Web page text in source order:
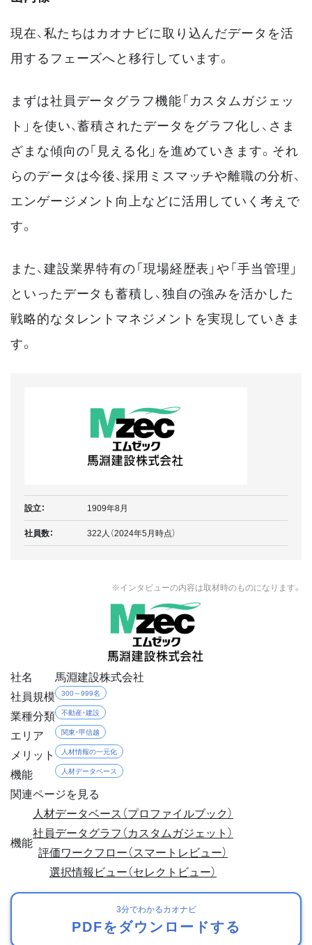
現在、私たちはカオナビに取り込んだデータを活
用するフェーズへと移行しています。
まずは社員データグラフ機能「カスタムガジェッ
ト」を使い、蓄積されたデータをグラフ化し、さま
ざまな傾向の「見える化」を進めていきます。それ
らのデータは今後、採用ミスマッチや離職の分析、
エンゲージメント向上などに活用していく考えで
す。
また、建設業界特有の「現場経歴表」や「手当管理」
といったデータも蓄積し、独自の強みを活かした
戦略的なタレントマネジメントを実現していきま
す。
設立：
1909年8月
社員数：
322人（2024年5月時点）
※インタビューの内容は取材時のものになります。
社名
馬淵建設株式会社
社員規模
300～999名
業種分類 不動産・建設
エリア 関東・甲信越
メリット 人材情報の一元化
機能 人材データベース
関連ページを見る
機能
人材データベース（プロファイルブック）
社員データグラフ（カスタムガジェット）
評価ワークフロー（スマートレビュー）
選択情報ビュー（セレクトビュー）
3分でわかるカオナビ
PDFをダウンロードする